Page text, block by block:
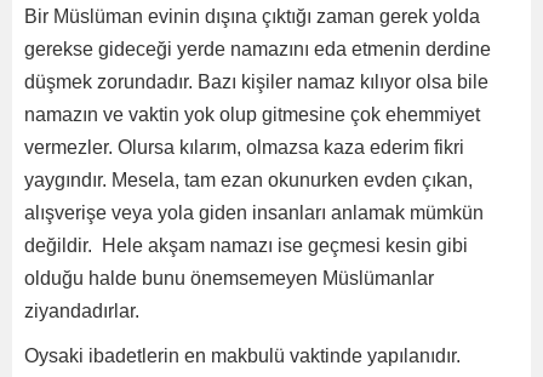
Bir Müslüman evinin dışına çıktığı zaman gerek yolda
gerekse gideceği yerde namazını eda etmenin derdine
düşmek zorundadır. Bazı kişiler namaz kılıyor olsa bile
namazın ve vaktin yok olup gitmesine çok ehemmiyet
vermezler. Olursa kılarım, olmazsa kaza ederim fikri
yaygındır. Mesela, tam ezan okunurken evden çıkan,
alışverişe veya yola giden insanları anlamak mümkün
değildir. Hele akşam namazı ise geçmesi kesin gibi
olduğu halde bunu önemsemeyen Müslümanlar
ziyandadırlar.
Oysaki ibadetlerin en makbulü vaktinde yapılanıdır.